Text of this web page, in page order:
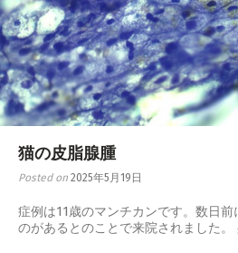
猫の皮脂腺腫
Posted on 2025年5月19日
症例は11歳のマンチカンです。数日
のがあるとのことで来院されました